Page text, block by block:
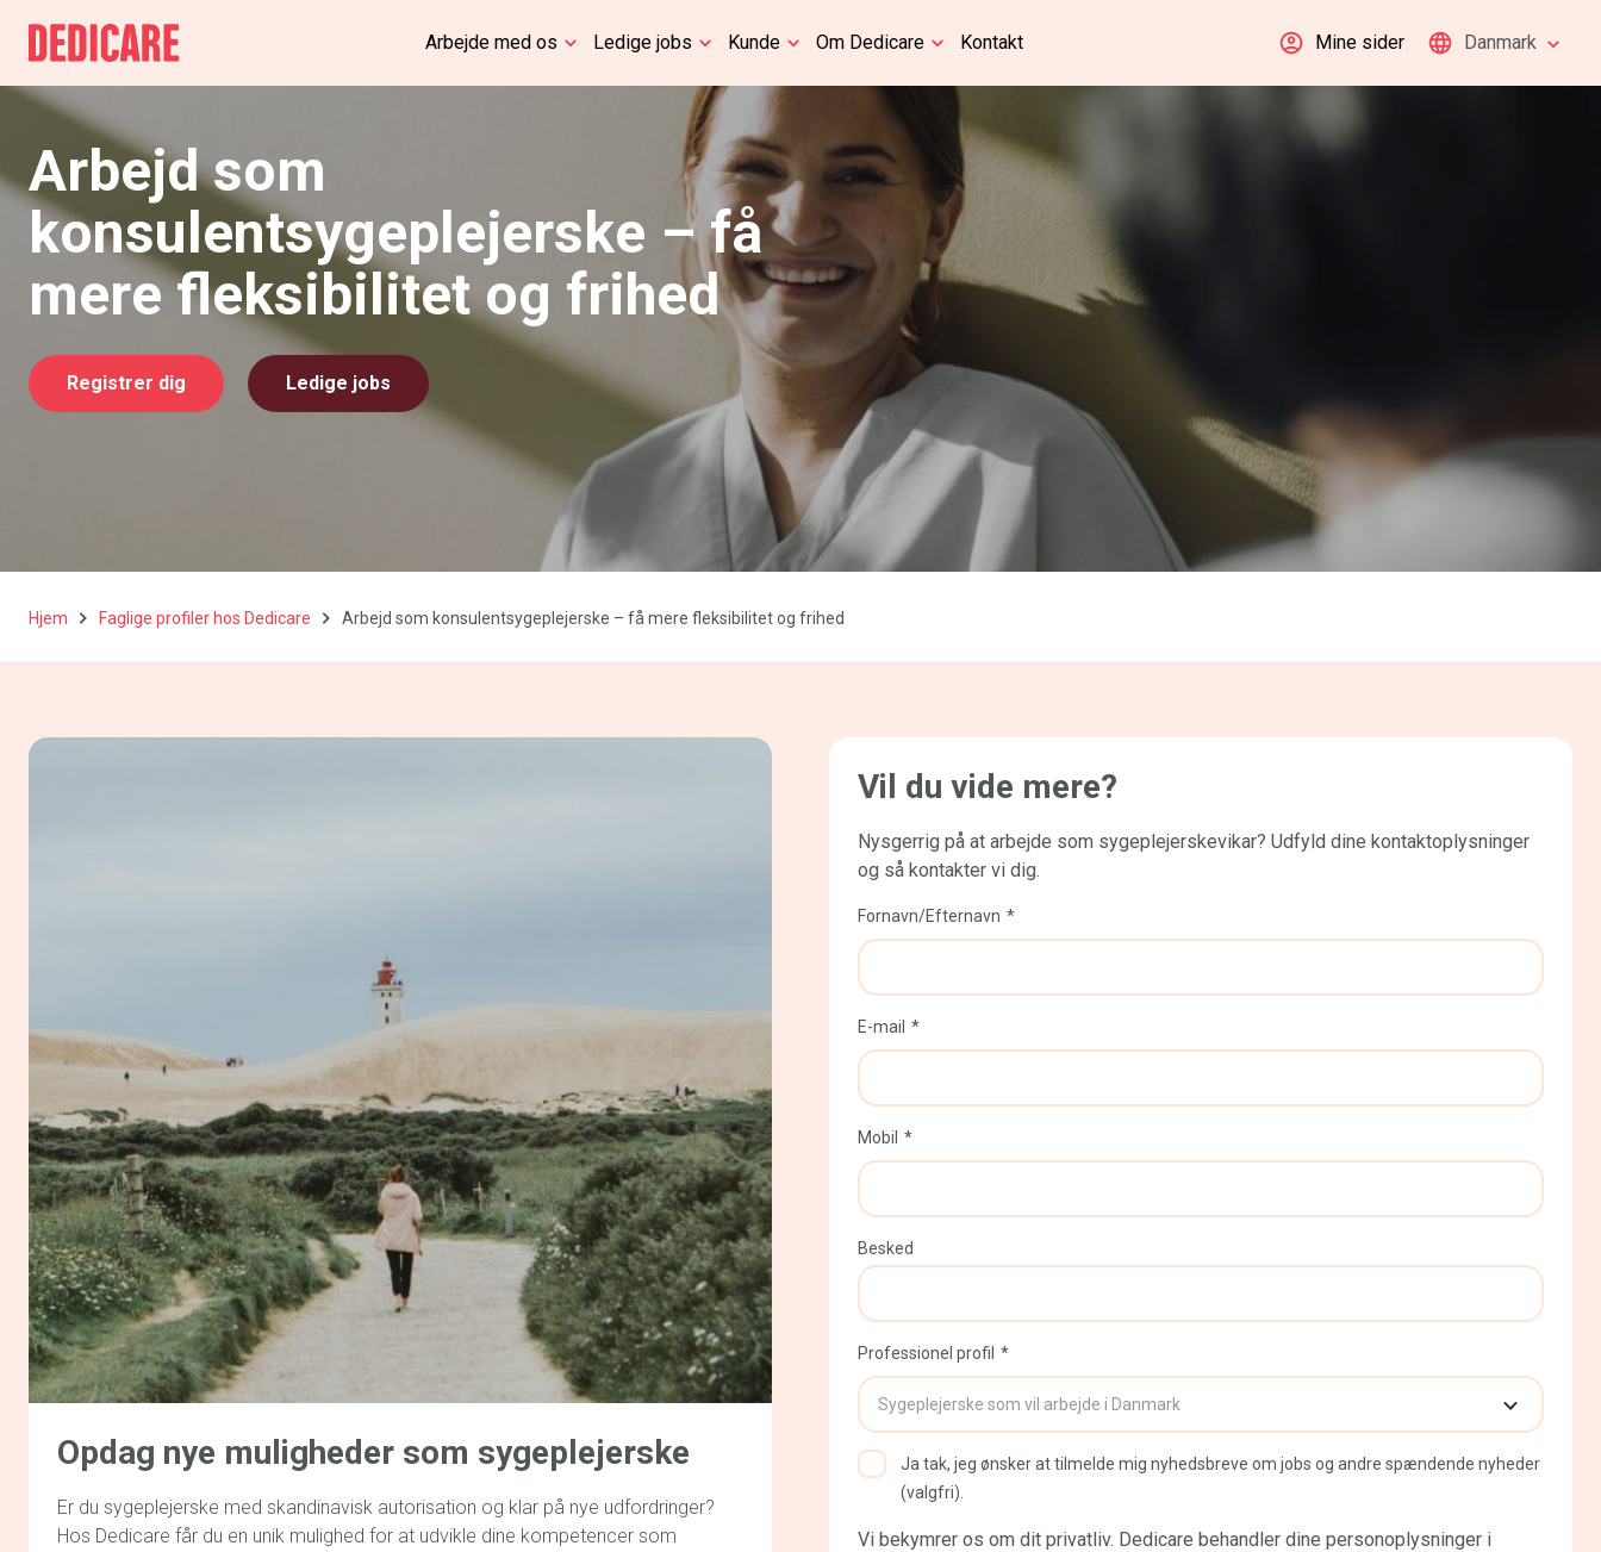
Arbejde med os Ledige jobs Kunde Om Dedicare Kontakt Mine sider Danmark
Arbejd som
konsulentsygeplejerske – få
mere fleksibilitet og frihed
Registrer dig Ledige jobs
Hjem Faglige profiler hos Dedicare Arbejd som konsulentsygeplejerske – få mere fleksibilitet og frihed
Opdag nye muligheder som sygeplejerske
Er du sygeplejerske med skandinavisk autorisation og klar på nye udfordringer?
Hos Dedicare får du en unik mulighed for at udvikle dine kompetencer som
Vil du vide mere?
Nysgerrig på at arbejde som sygeplejerskevikar? Udfyld dine kontaktoplysninger
og så kontakter vi dig.
Fornavn/Efternavn
E-mail
Mobil
Besked
Professionel profil
Ja tak, jeg ønsker at tilmelde mig nyhedsbreve om jobs og andre spændende nyheder
(valgfri).
Vi bekymrer os om dit privatliv. Dedicare behandler dine personoplysninger i